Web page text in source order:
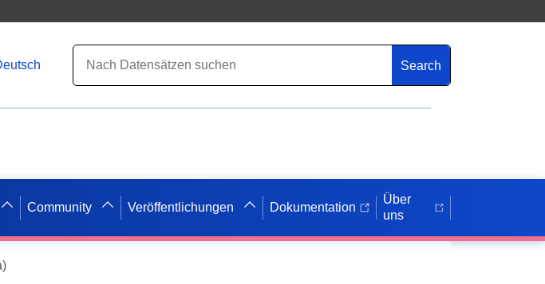
Search
Community Veröffentlichungen Dokumentation
Über
uns